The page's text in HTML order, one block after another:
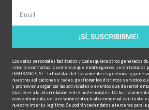
¡SÍ, SUSCRIBIRME!
Los datos personales facilitados y cualesquiera otros generados
relación contractual o comercial que mantengamos, serán tratados
INSURANCE, S.L. La finalidad del tratamiento es gestionar y
nuestras aplicaciones y redes, gestionar los distintos servicios
y promover u organizar las actividades o eventos que
favorecer a la interrelación entre profesionales. Dicho tratamiento
consentimiento, en la relación contractual o comercial existente
nuestro interés legítimo. Se podrán ceder datos a terceros para la